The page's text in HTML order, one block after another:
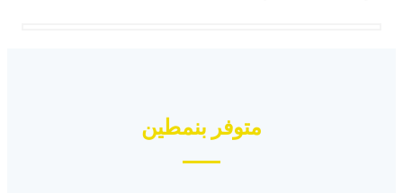
متوفر بنمطين